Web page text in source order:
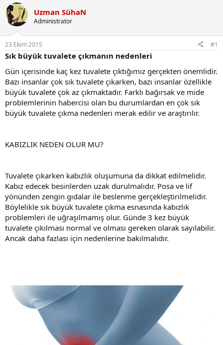
n
b
u
y
u
b
a
ş
l
a
t
a
n
l
a
ı
ç
a
r
i
h
i
Uzman SühaN
Administrator
23 Ekim 2015 #1
Sık büyük tuvalete çıkmanın nedenleri
Gün içerisinde kaç kez tuvalete çıktığımız gerçekten önemlidir.
Bazı insanlar çok sık tuvalete çıkarken, bazı insanlar özellikle
büyük tuvalete çok az çıkmaktadır. Farklı bağırsak ve mide
problemlerinin habercisi olan bu durumlardan en çok sık
büyük tuvalete çıkma nedenleri merak edilir ve araştırılır.
KABIZLIK NEDEN OLUR MU?
Tuvalete çıkarken kabızlık oluşumuna da dikkat edilmelidir.
Kabız edecek besinlerden uzak durulmalıdır. Posa ve lif
yönünden zengin gıdalar ile beslenme gerçekleştirilmelidir.
Böylelikle sık büyük tuvalete çıkma esnasında kabızlık
problemleri ile uğraşılmamış olur. Günde 3 kez büyük
tuvalete çıkılması normal ve olması gereken olarak sayılabilir.
Ancak daha fazlası için nedenlerine bakılmalıdır.